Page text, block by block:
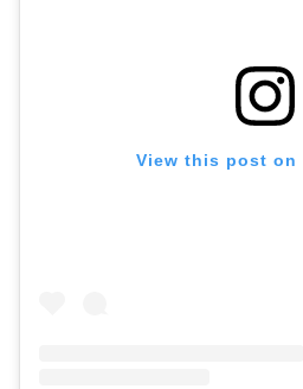
View this post on